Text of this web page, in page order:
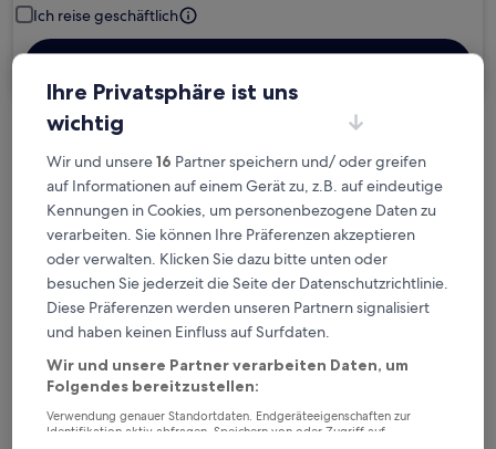
Ich reise geschäftlich
Kostenlose Stornierung bei
Planänderungen
Verdiene Prämien für jede
wahrgenommene Übernachtung
Mehr sparen mit Preisen für Mitglieder
Überprüfe die Preise für diese Daten
Ihre Privatsphäre ist uns
wichtig
Wir und unsere16 Partner speichern und/ oder greifen
auf Informationen auf einem Gerät zu, z.B. auf eindeutige
Kennungen in Cookies, um personenbezogene Daten zu
verarbeiten. Sie können Ihre Präferenzen akzeptieren
oder verwalten. Klicken Sie dazu bitte unten oder
besuchen Sie jederzeit die Seite der Datenschutzrichtlinie.
Diese Präferenzen werden unseren Partnern signalisiert
und haben keinen Einfluss auf Surfdaten.
Wir und unsere Partner verarbeiten Daten, um
Folgendes bereitzustellen:
Verwendung genauer Standortdaten. Endgeräteeigenschaften zur
Identifikation aktiv abfragen. Speichern von oder Zugriff auf